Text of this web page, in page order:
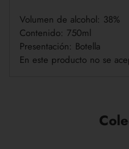
Volumen de alcohol: 38%
Contenido: 750ml
Presentación: Botella
En este producto no se